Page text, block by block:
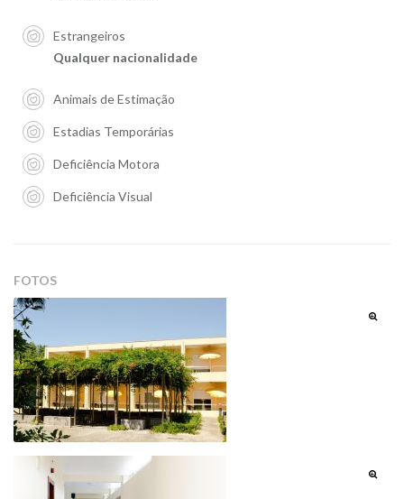
Estrangeiros
Qualquer nacionalidade
Animais de Estimação
Estadias Temporárias
Deficiência Motora
Deficiência Visual
FOTOS